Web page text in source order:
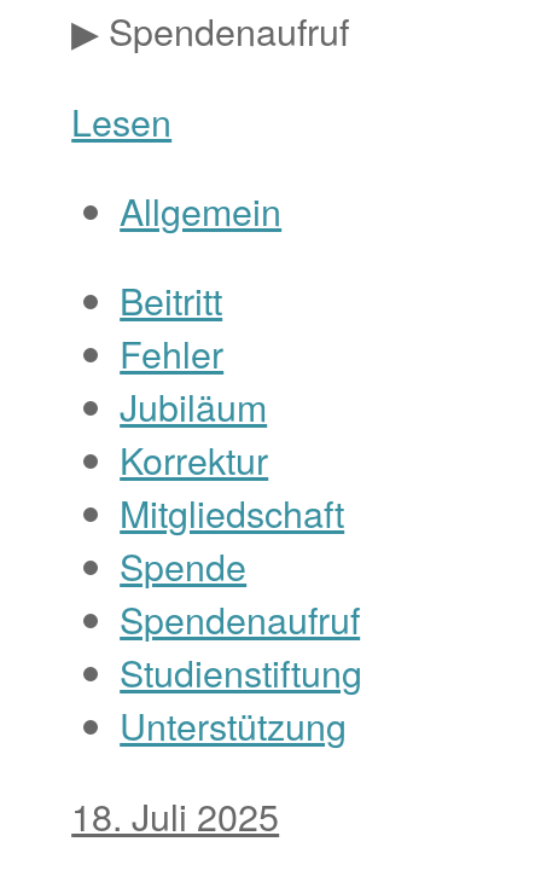
▶ Spendenaufruf
Lesen
Allgemein
Beitritt
Fehler
Jubiläum
Korrektur
Mitgliedschaft
Spende
Spendenaufruf
Studienstiftung
Unterstützung
18. Juli 2025